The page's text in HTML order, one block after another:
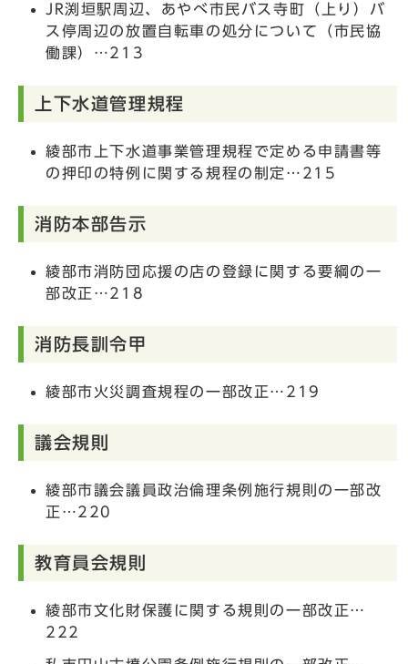
JR渕垣駅周辺、あやべ市民バス寺町（上り）バ
ス停周辺の放置自転車の処分について（市民協
働課）…213
上下水道管理規程
綾部市上下水道事業管理規程で定める申請書等
の押印の特例に関する規程の制定…215
消防本部告示
綾部市消防団応援の店の登録に関する要綱の一
部改正…218
消防長訓令甲
綾部市火災調査規程の一部改正…219
議会規則
綾部市議会議員政治倫理条例施行規則の一部改
正…220
教育員会規則
綾部市文化財保護に関する規則の一部改正…
222